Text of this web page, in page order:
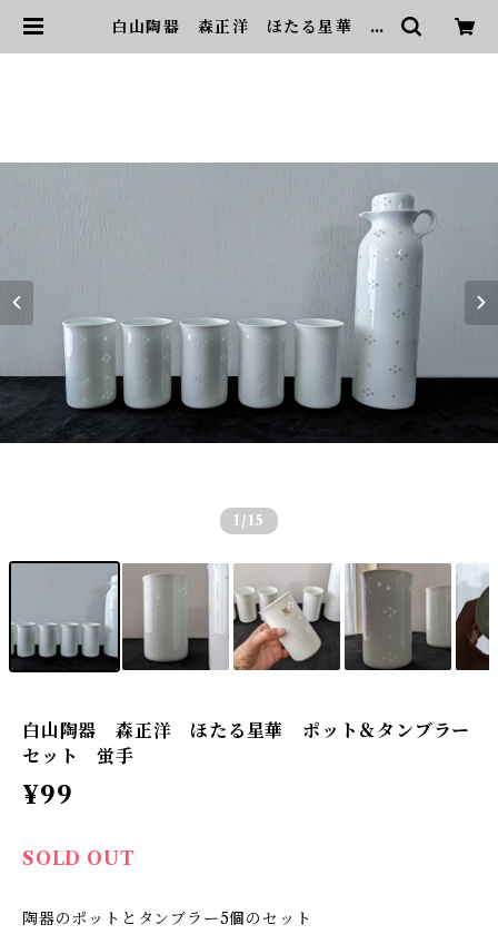
白山陶器 森正洋 ほたる星華 ポ
1 /15
白山陶器 森正洋 ほたる星華 ポット＆タンブラー
セット 蛍手
¥99
SOLD OUT
陶器のポットとタンブラー5個のセット